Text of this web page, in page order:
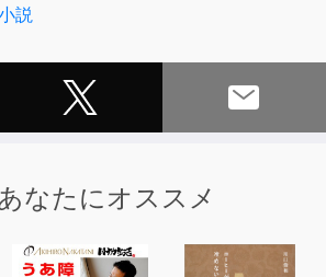
、
説
なたにオススメ